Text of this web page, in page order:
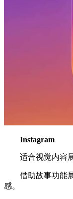
Instagram
适合视觉内容展
借助故事功能展
感。